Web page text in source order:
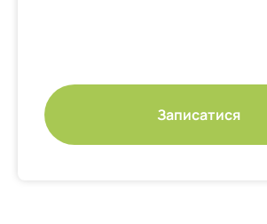
Записатися